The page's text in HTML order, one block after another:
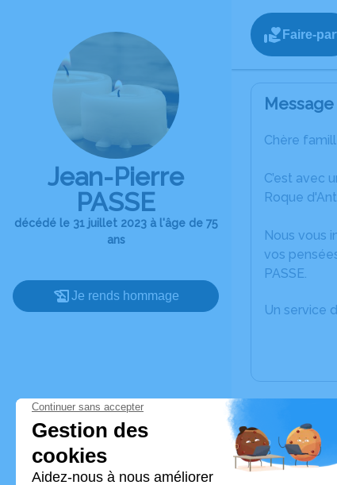
Jean-Pierre
PASSE
décédé le 31 juillet 2023 à l'âge de 75
ans
Je rends hommage
Faire-
Chère
C’est avec
Roque
Nous vous
vos
PASSE.
Un service